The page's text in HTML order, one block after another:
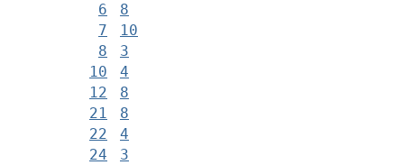
6
8
7
10
8
3
10
4
12
8
21
8
22
4
24
3